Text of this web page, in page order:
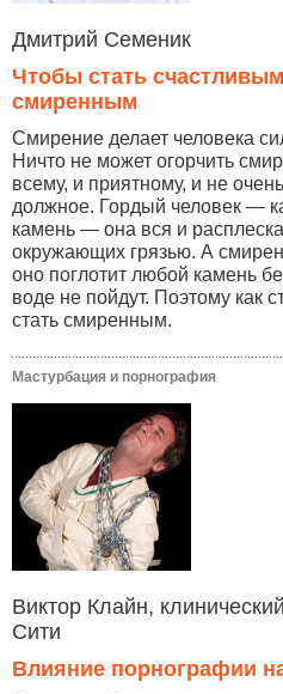
Дмитрий Семеник
Чтобы стать
смиренным
Смирение делает человека
Ничто не может огорчить
всему, и приятному, и не
должное. Гордый человек —
камень — она вся и
окружающих грязью. А
оно поглотит любой камень
воде не пойдут. Поэтому как
стать смиренным.
Мастурбация и порнография
Виктор Клайн,
Сити
Влияние порнографии